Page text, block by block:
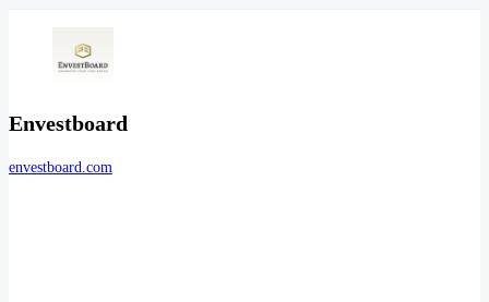
Envestboard
envestboard.com